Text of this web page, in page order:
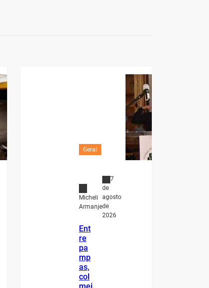
Geral
Micheli
Armanje
7
de
agosto
de
2026
Ent
re
pa
mp
as,
col